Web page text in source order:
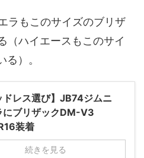
ラもこのサイズのブリザ
（ハイエースもこのサイ
）。
ドレス選び】JB74ジムニ
にブリザックDM-V3
装着
続きを見る